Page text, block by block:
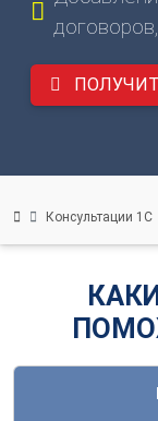
80
gov-
ip@mail.ru
Нижний
Новгород,
Ефремова,
Консультации 1С